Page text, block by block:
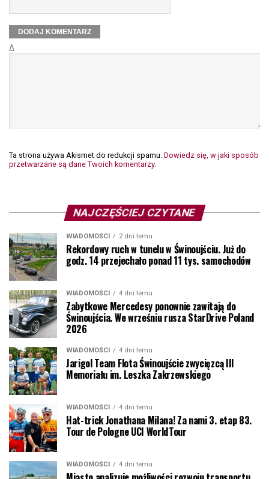
Δ
Ta strona używa Akismet do redukcji spamu. Dowiedz się, w jaki sposób
przetwarzane są dane Twoich komentarzy.
NAJCZĘŚCIEJ CZYTANE
WIADOMOŚCI 2 dni temu
Rekordowy ruch w tunelu w Świnoujściu. Już do
godz. 14 przejechało ponad 11 tys. samochodów
WIADOMOŚCI 4 dni temu
Zabytkowe Mercedesy ponownie zawitają do
Świnoujścia. We wrześniu rusza StarDrive Poland
2026
WIADOMOŚCI 4 dni temu
Jarigol Team Flota Świnoujście zwycięzcą III
Memoriału im. Leszka Zakrzewskiego
WIADOMOŚCI 4 dni temu
Hat-trick Jonathana Milana! Za nami 3. etap 83.
Tour de Pologne UCI WorldTour
WIADOMOŚCI 4 dni temu